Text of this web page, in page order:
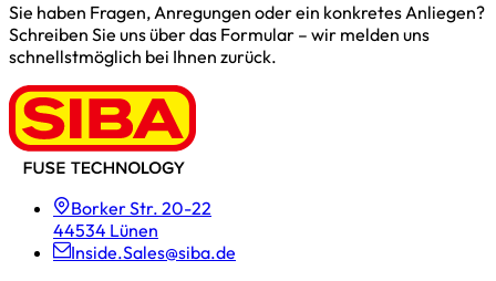
Sie haben Fragen, Anregungen oder ein konkretes Anliegen?
Schreiben Sie uns über das Formular – wir melden uns
schnellstmöglich bei Ihnen zurück.
Borker Str. 20-22
44534 Lünen
Inside.Sales@siba.de